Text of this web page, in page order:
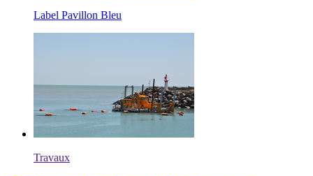
Label Pavillon Bleu
Travaux